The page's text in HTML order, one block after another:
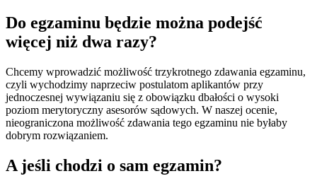
Do egzaminu będzie można podejść
więcej niż dwa razy?
Chcemy wprowadzić możliwość trzykrotnego zdawania egzaminu,
czyli wychodzimy naprzeciw postulatom aplikantów przy
jednoczesnej wywiązaniu się z obowiązku dbałości o wysoki
poziom merytoryczny asesorów sądowych. W naszej ocenie,
nieograniczona możliwość zdawania tego egzaminu nie byłaby
dobrym rozwiązaniem.
A jeśli chodzi o sam egzamin?